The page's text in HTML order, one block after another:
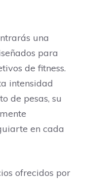
una
para
de fitness.
intensidad
de pesas, su
en cada
ofrecidos por